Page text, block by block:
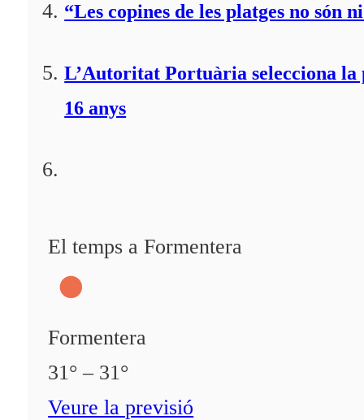
“Les copines de les platges no
L’Autoritat Portuària selecciona
16 anys
El temps a Formentera
Formentera
31° – 31°
Veure la previsió